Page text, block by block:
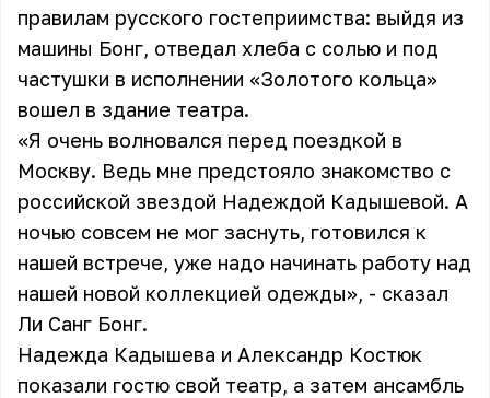
правилам русского гостеприимства: выйдя из
машины Бонг, отведал хлеба с солью и под
частушки в исполнении «Золотого кольца»
вошел в здание театра.
«Я очень волновался перед поездкой в
Москву. Ведь мне предстояло знакомство с
российской звездой Надеждой Кадышевой. А
ночью совсем не мог заснуть, готовился к
нашей встрече, уже надо начинать работу над
нашей новой коллекцией одежды», - сказал
Ли Санг Бонг.
Надежда Кадышева и Александр Костюк
показали гостю свой театр, а затем ансамбль